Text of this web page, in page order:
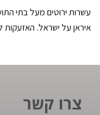
עשרות ירוטים מעל בתי
איראן על ישראל. האזעקות
צרו קשר